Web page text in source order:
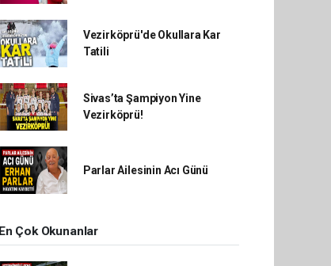
Vezirköprü'de Okullara Kar
Tatili
Sivas’ta Şampiyon Yine
Vezirköprü!
Parlar Ailesinin Acı Günü
En Çok Okunanlar